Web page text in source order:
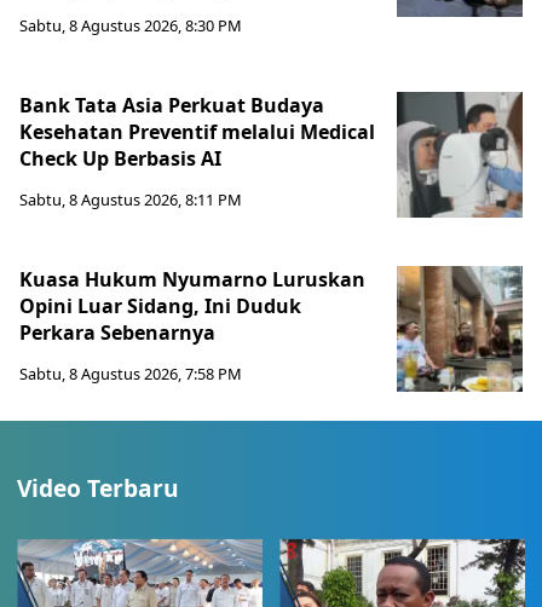
Sabtu, 8 Agustus 2026, 8:30 PM
Bank Tata Asia Perkuat Budaya
Kesehatan Preventif melalui Medical
Check Up Berbasis AI
Sabtu, 8 Agustus 2026, 8:11 PM
Kuasa Hukum Nyumarno Luruskan
Opini Luar Sidang, Ini Duduk
Perkara Sebenarnya ​
Sabtu, 8 Agustus 2026, 7:58 PM
Video Terbaru